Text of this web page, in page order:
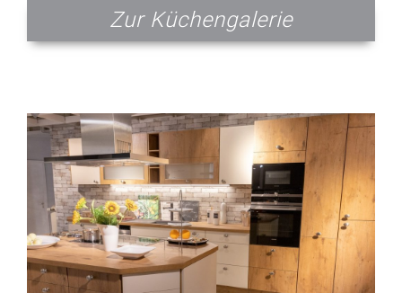
Zur Küchengalerie